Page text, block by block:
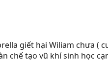
giết hại Wiliam chưa (
chế tạo vũ khí sinh học